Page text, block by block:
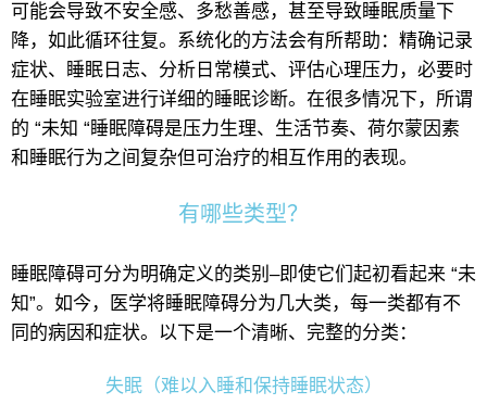
可能会导致不安全感、多愁善感，甚至导致睡眠质量下
降，如此循环往复。系统化的方法会有所帮助：精确记录
症状、睡眠日志、分析日常模式、评估心理压力，必要时
在睡眠实验室进行详细的睡眠诊断。在很多情况下，所谓
的 “未知 “睡眠障碍是压力生理、生活节奏、荷尔蒙因素
和睡眠行为之间复杂但可治疗的相互作用的表现。
有哪些类型？
睡眠障碍可分为明确定义的类别–即使它们起初看起来 “未
知”。如今，医学将睡眠障碍分为几大类，每一类都有不
同的病因和症状。以下是一个清晰、完整的分类：
失眠（难以入睡和保持睡眠状态）